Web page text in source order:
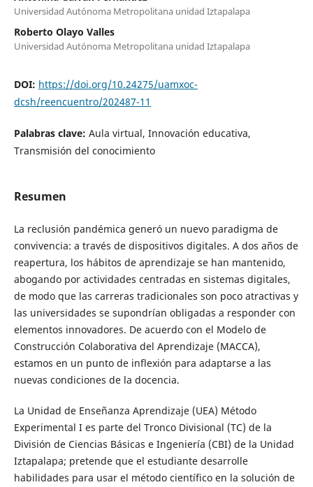
Universidad Autónoma Metropolitana unidad Iztapalapa
Roberto Olayo Valles
Universidad Autónoma Metropolitana unidad Iztapalapa
DOI: https://doi.org/10.24275/uamxoc-
dcsh/reencuentro/202487-11
Palabras clave: Aula virtual, Innovación educativa,
Transmisión del conocimiento
Resumen
La reclusión pandémica generó un nuevo paradigma de
convivencia: a través de dispositivos digitales. A dos años de
reapertura, los hábitos de aprendizaje se han mantenido,
abogando por actividades centradas en sistemas digitales,
de modo que las carreras tradicionales son poco atractivas y
las universidades se supondrían obligadas a responder con
elementos innovadores. De acuerdo con el Modelo de
Construcción Colaborativa del Aprendizaje (MACCA),
estamos en un punto de inflexión para adaptarse a las
nuevas condiciones de la docencia.
La Unidad de Enseñanza Aprendizaje (UEA) Método
Experimental I es parte del Tronco Divisional (TC) de la
División de Ciencias Básicas e Ingeniería (CBI) de la Unidad
Iztapalapa; pretende que el estudiante desarrolle
habilidades para usar el método científico en la solución de